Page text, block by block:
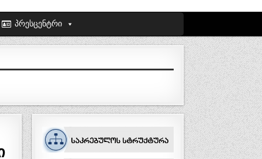
პრესცენტრი